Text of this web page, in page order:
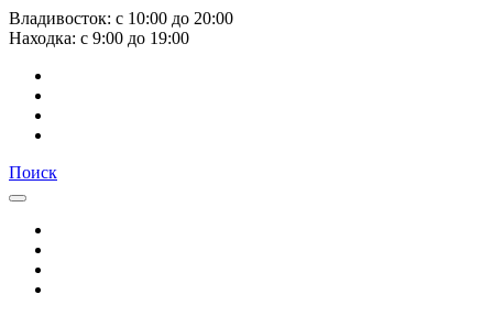
Владивосток: с 10:00 до 20:00
Находка: с 9:00 до 19:00
Поиск